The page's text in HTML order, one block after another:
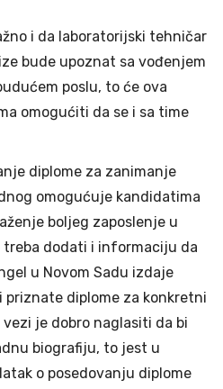
i da laboratorijski tehničar
bude upoznat sa vođenjem
poslu, to će ova
omogućiti da se i sa time
diplome za zanimanje
omogućuje kandidatima
boljeg zaposlenje u
dodati i informaciju da
u Novom Sadu izdaje
priznate diplome za konkretni
je dobro naglasiti da bi
biografiju, to jest u
o posedovanju diplome